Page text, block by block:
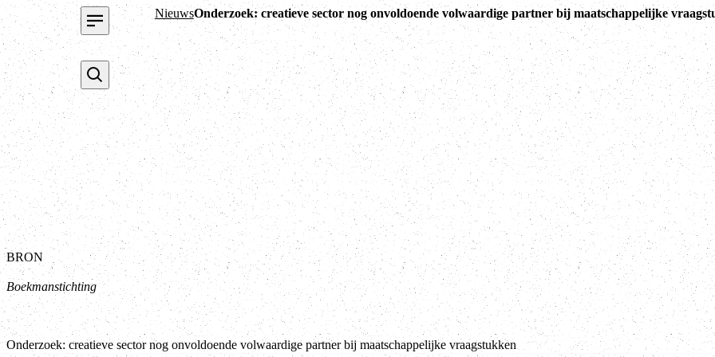
NieuwsOnderzoek: creatieve sector nog onvoldoende volwaardige partner bij maatschappelijke
BRON
Boekmanstichting
Onderzoek: creatieve sector nog onvoldoende volwaardige partner bij maatschappelijke vraagstukken